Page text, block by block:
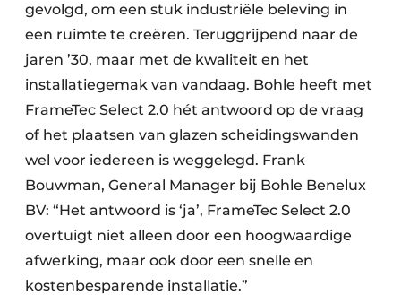
gevolgd, om een stuk industriële beleving in
een ruimte te creëren. Teruggrijpend naar de
jaren ’30, maar met de kwaliteit en het
installatiegemak van vandaag. Bohle heeft met
FrameTec Select 2.0 hét antwoord op de vraag
of het plaatsen van glazen scheidingswanden
wel voor iedereen is weggelegd. Frank
Bouwman, General Manager bij Bohle Benelux
BV: “Het antwoord is ‘ja’, FrameTec Select 2.0
overtuigt niet alleen door een hoogwaardige
afwerking, maar ook door een snelle en
kostenbesparende installatie.”